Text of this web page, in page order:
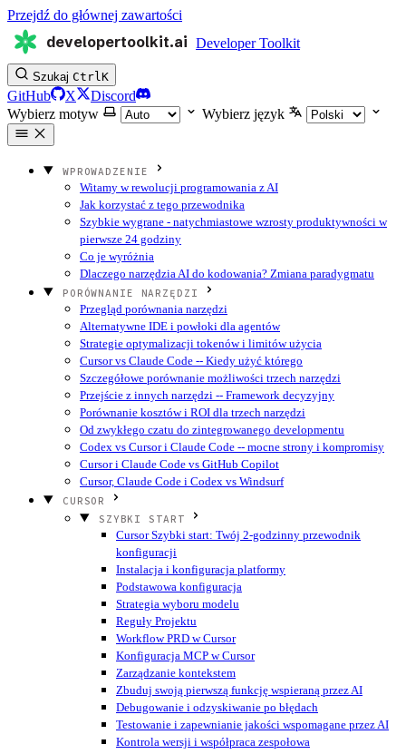
Przejdź do głównej zawartości
developertoolkit.ai Developer Toolkit
Szukaj CtrlK
GitHub X
Discord
Wybierz motyw
Wybierz język
WPROWADZENIE
Witamy w rewolucji programowania z AI
Jak korzystać z tego przewodnika
Szybkie wygrane - natychmiastowe wzrosty produktywności w
pierwsze 24 godziny
Co je wyróżnia
Dlaczego narzędzia AI do kodowania? Zmiana paradygmatu
PORÓWNANIE NARZĘDZI
Przegląd porównania narzędzi
Alternatywne IDE i powłoki dla agentów
Strategie optymalizacji tokenów i limitów użycia
Cursor vs Claude Code -- Kiedy użyć którego
Szczegółowe porównanie możliwości trzech narzędzi
Przejście z innych narzędzi -- Framework decyzyjny
Porównanie kosztów i ROI dla trzech narzędzi
Od zwykłego czatu do zintegrowanego developmentu
Codex vs Cursor i Claude Code -- mocne strony i kompromisy
Cursor i Claude Code vs GitHub Copilot
Cursor, Claude Code i Codex vs Windsurf
CURSOR
SZYBKI START
Cursor Szybki start: Twój 2-godzinny przewodnik
konfiguracji
Instalacja i konfiguracja platformy
Podstawowa konfiguracja
Strategia wyboru modelu
Reguły Projektu
Workflow PRD w Cursor
Konfiguracja MCP w Cursor
Zarządzanie kontekstem
Zbuduj swoją pierwszą funkcję wspieraną przez AI
Debugowanie i odzyskiwanie po błędach
Testowanie i zapewnianie jakości wspomagane przez AI
Kontrola wersji i współpraca zespołowa